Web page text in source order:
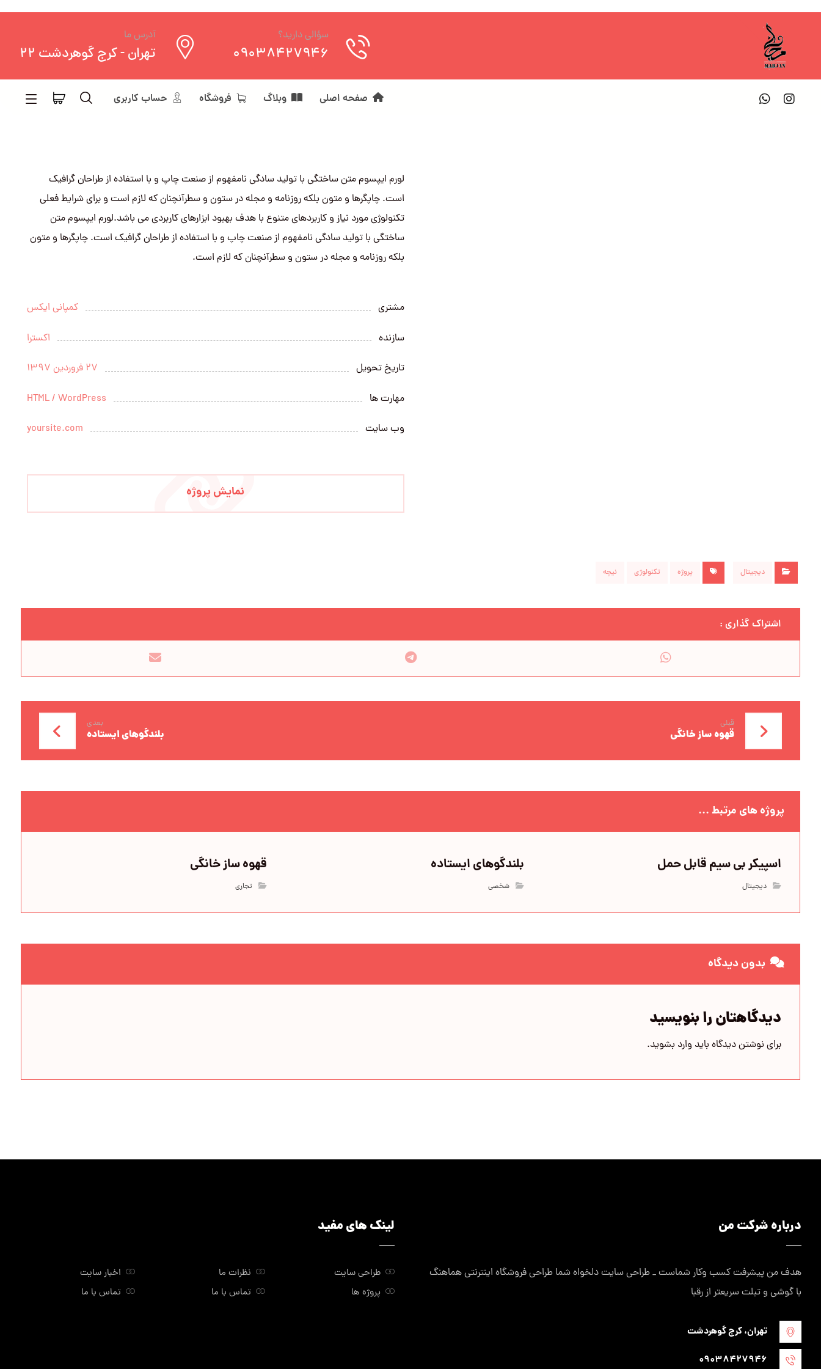
آدرس ما
تهران - کرج گوهردشت 22
سؤالی دارید؟
09038427946
صفحه اصلی وبلاگ فروشگاه حساب کاربری
لورم ایپسوم متن ساختگی با تولید سادگی نامفهوم از صنعت چاپ و با استفاده از طراحان گرافیک
است. چاپگرها و متون بلکه روزنامه و مجله در ستون و سطرآنچنان که لازم است و برای شرایط فعلی
تکنولوژی مورد نیاز و کاربردهای متنوع با هدف بهبود ابزارهای کاربردی می باشد.لورم ایپسوم متن
ساختگی با تولید سادگی نامفهوم از صنعت چاپ و با استفاده از طراحان گرافیک است. چاپگرها و متون
بلکه روزنامه و مجله در ستون و سطرآنچنان که لازم است.
مشتری کمپانی ایکس
سازنده اکسترا
تاریخ تحویل 27 فروردین 1397
مهارت ها HTML / WordPress
وب سایت yoursite.com
نمایش پروژه
دیجیتال پروژه تکنولوژی نیچه
قبلی
قهوه ساز خانگی
بعدی
بلندگوهای ایستاده
پروژه های مرتبط ...
اسپیکر بی سیم قابل حمل
دیجیتال
بلندگوهای ایستاده
شخصی
قهوه ساز خانگی
تجاری
بدون دیدگاه
دیدگاهتان را بنویسید
برای نوشتن دیدگاه باید وارد بشوید.
درباره شرکت من
هدف من پیشرفت کسب وکار شماست _ طراحی سایت دلخواه شما طراحی فروشگاه اینترنتی هماهنگ
با گوشی و تبلت سریعتر از رقبا
تهران، کرج گوهردشت
09038427946
لینک های مفید
طراحی سایت نظرات ما
اخبار سایت
پروژه ها
تماس با ما تماس با ما